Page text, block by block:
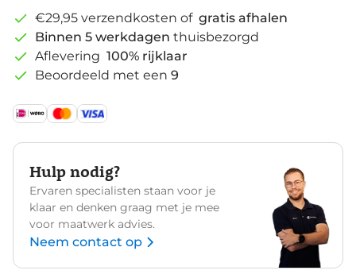
€29,95 verzendkosten of gratis afhalen
Binnen 5 werkdagen thuisbezorgd
Aflevering 100% rijklaar
Beoordeeld met een 9
Hulp nodig?
Ervaren specialisten staan voor je
klaar en denken graag met je mee
voor maatwerk advies.
Neem contact op